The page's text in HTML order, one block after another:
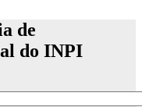
de
do INPI